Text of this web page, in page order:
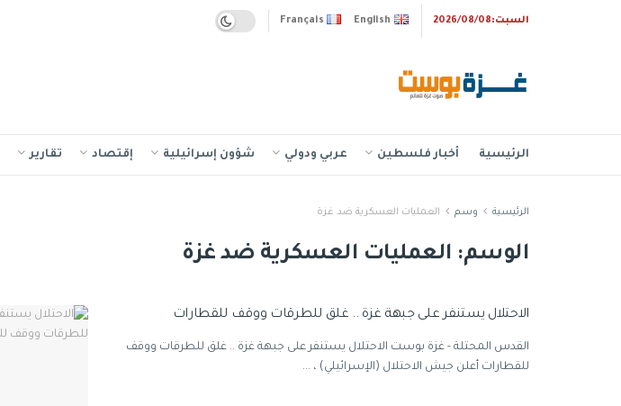
السبت:2026/08/08 Français English
الرئيسية أخبار فلسطين عربي ودولي شؤون إسرائيلية إقتصاد تقارير
الرئيسية وسم العمليات العسكرية ضد غزة
الوسم: العمليات العسكرية ضد غزة
الاحتلال يستنفر على جبهة غزة .. غلق للطرقات ووقف للقطارات
القدس المحتلة - غزة بوست الاحتلال يستنفر على جبهة غزة .. غلق للطرقات ووقف
للقطارات أعلن جيش الاحتلال (الإسرائيلي) ، ...